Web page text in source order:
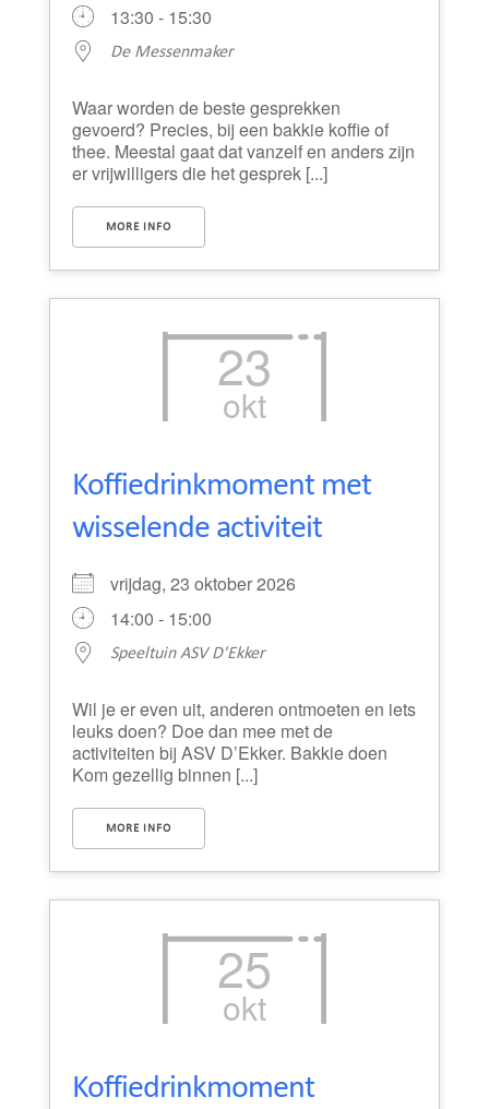
13:30 - 15:30
De Messenmaker
Waar worden de beste gesprekken
gevoerd? Precies, bij een bakkie koffie of
thee. Meestal gaat dat vanzelf en anders zijn
er vrijwilligers die het gesprek [...]
MORE INFO
23
okt
Koffiedrinkmoment met
wisselende activiteit
vrijdag, 23 oktober 2026
14:00 - 15:00
Speeltuin ASV D'Ekker
Wil je er even uit, anderen ontmoeten en iets
leuks doen? Doe dan mee met de
activiteiten bij ASV D’Ekker. Bakkie doen
Kom gezellig binnen [...]
MORE INFO
25
okt
Koffiedrinkmoment